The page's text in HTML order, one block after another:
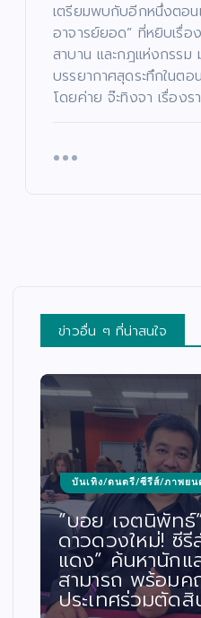
เตรียมพบกับอีกหนึ่งตอน
อาจารย์ยอด” ที่หยิบเรื่
สาบาน และกฎแห่งกรรม
บรรยากาศสุดระทึกในต
โดยค่าย จ๊ะทิงจา เรื่องร
ข่าวอื่น ๆ ที่น่าสนใจ
บันเทิง/ดนตรี/ซีรีส์/ภาพยน
“บอย เจตนิพัทธ์
ดาวดวงใหม่! ซี
แดง” ค้นหานักแ
สามารถ พร้อมค
ประเทศร่วมตัดสิ